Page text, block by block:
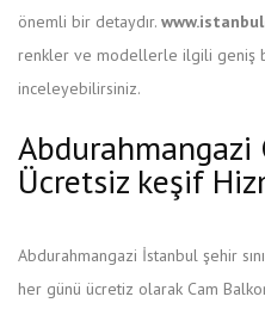
önemli bir detaydır.
renkler ve modellerle ilgili geniş
inceleyebilirsiniz.
Abdurahmangazi
Ücretsiz keşif
Abdurahmangazi İstanbul şehir
her günü ücretiz olarak Cam